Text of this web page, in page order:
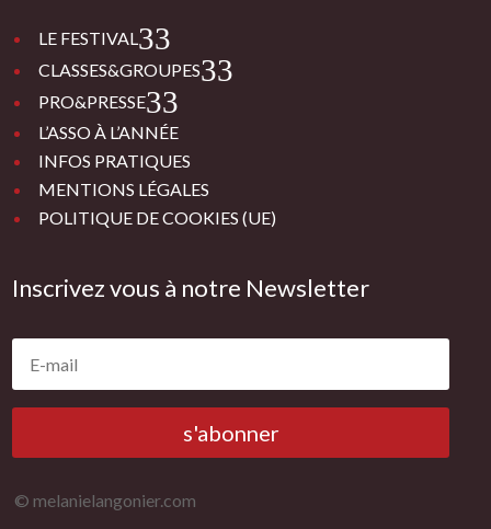
LE FESTIVAL 3
CLASSES&GROUPES 3
PRO&PRESSE 3
L’ASSO À L’ANNÉE
INFOS PRATIQUES
MENTIONS LÉGALES
POLITIQUE DE COOKIES (UE)
Inscrivez vous à notre Newsletter
s'abonner
© melanielangonier.com